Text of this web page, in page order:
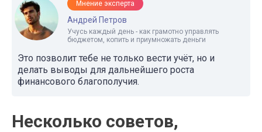
Мнение эксперта
Андрей Петров
Учусь каждый день - как грамотно управлять
бюджетом, копить и приумножать деньги
Это позволит тебе не только вести учёт, но и
делать выводы для дальнейшего роста
финансового благополучия.
Несколько советов,